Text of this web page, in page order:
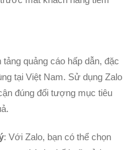
quảng cáo hấp dẫn, đặc
tại Việt Nam. Sử dụng Zalo
đúng đối tượng mục tiêu
: Với Zalo, bạn có thể chọn